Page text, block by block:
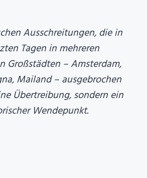
Ausschreitungen, die in
Tagen in mehreren
Großstädten – Amsterdam,
Mailand – ausgebrochen
Übertreibung, sondern ein
Wendepunkt.